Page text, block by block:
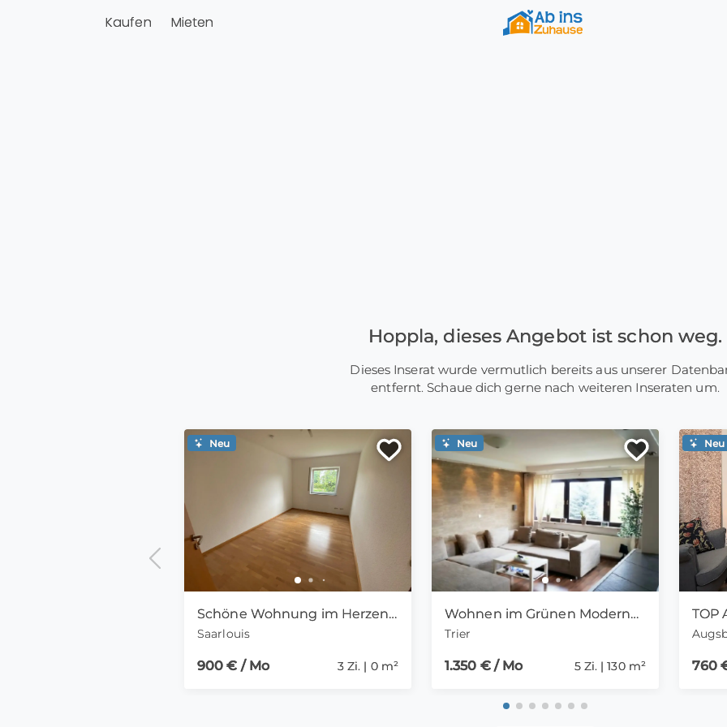
Kaufen Mieten
Hoppla, dieses Angebot ist schon weg.
Dieses Inserat wurde vermutlich bereits aus unserer
entfernt. Schaue dich gerne nach weiteren Inseraten um.
Schöne Wohnung im Herzen von Saarlouis
Saarlouis
900 € / Mo 3 Zi. | 0 m²
Neu
Wohnen im Grünen Moderne 5-Zimmer-Maisonette mit Balkon, großem Gemeinschaftsgarten und Top-Anbindung nach Luxemburg
Trier
1.350 € / Mo 5 Zi. | 130 m²
Neu
760
Neu